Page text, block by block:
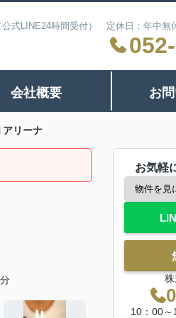
式LINE24時間受付） 定休日：年中無
会社概要 お
リーナ
お気軽
10：00～